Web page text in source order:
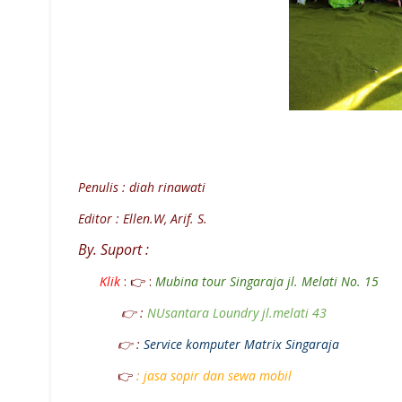
Penulis : diah rinawati
Editor : Ellen.W,Arif. S.
By. Suport :
Klik : 👉 : Mubina tour Singaraja jl. Melati No. 15
👉 : NUsantara Loundry jl.melati 43
👉 : Service komputer Matrix Singaraja
👉 : jasa sopir dan sewa mobil